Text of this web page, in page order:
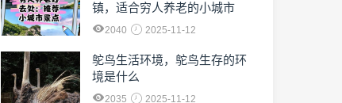
镇，适合穷人养老的小城市
2040 2025-11-12
鸵鸟生活环境，鸵鸟生存的环
境是什么
2035 2025-11-12